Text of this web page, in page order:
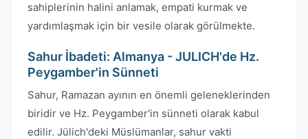
sahiplerinin halini anlamak, empati kurmak ve
yardımlaşmak için bir vesile olarak görülmekte.
Sahur İbadeti: Almanya - JULICH'de Hz.
Peygamber'in Sünneti
Sahur, Ramazan ayının en önemli geleneklerinden
biridir ve Hz. Peygamber'in sünneti olarak kabul
edilir. Jülich'deki Müslümanlar, sahur vakti